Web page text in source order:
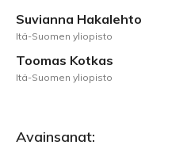
Suvianna Hakalehto
Itä-Suomen yliopisto
Toomas Kotkas
Itä-Suomen yliopisto
Avainsanat: